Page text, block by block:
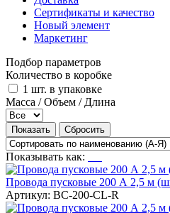
Сертификаты и качество
Новый элемент
Маркетинг
Подбор параметров
Количество в коробке
1 шт. в упаковке
Масса / Объем / Длина
Показывать как:
Провода пусковые 200 А 2,5 м
Артикул: ВС-200-CL-R